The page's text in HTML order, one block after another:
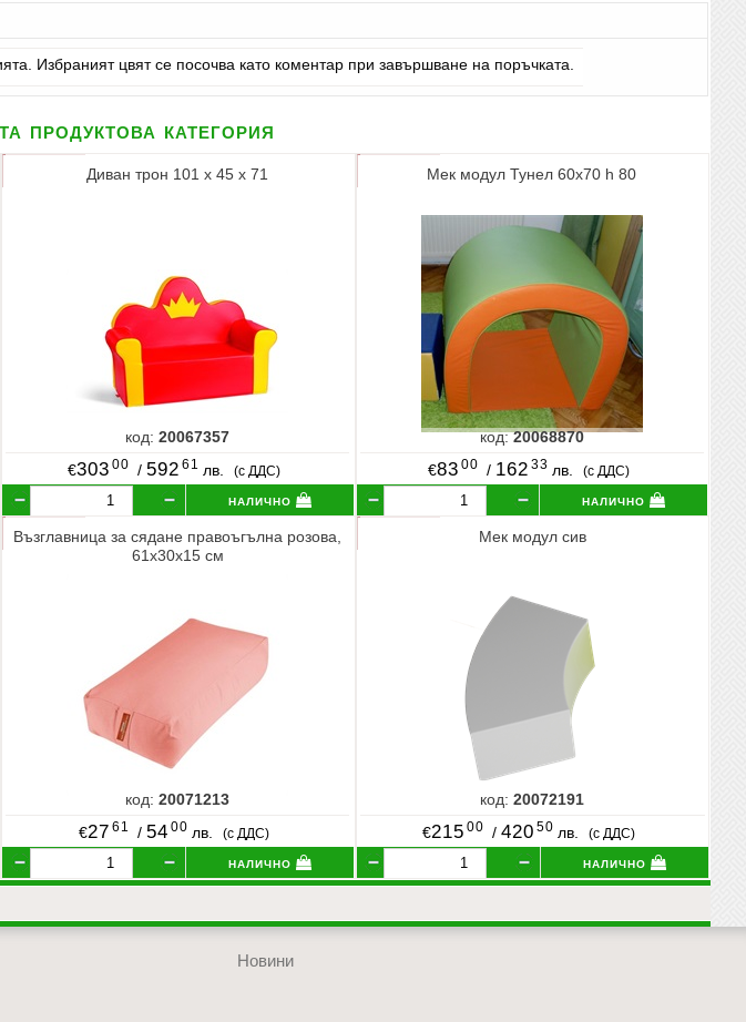
Избраният цвят се посочва като коментар при завършване на поръчката.
продуктова категория
Диван трон 101 x 45 x 71
код:20067357
€303 00 / 592 61 лв. (с ДДС)
налично
Мек модул Тунел 60х70 h 80
код:20068870
€83 00 / 162 33 лв. (с ДДС)
налично
Възглавница за сядане правоъгълна розова,
61x30x15 см
код:20071213
€27 61 / 54 00 лв. (с ДДС)
налично
Мек модул сив
код:20072191
€215 00 /420 50 лв. (с ДДС)
налично
Новини